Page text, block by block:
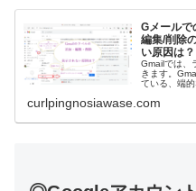
Gメールで
編集/削除
い原因は？
Gmailでは、
きます。
ている、端
のすぐ右、...
curlpingnosiawase.com